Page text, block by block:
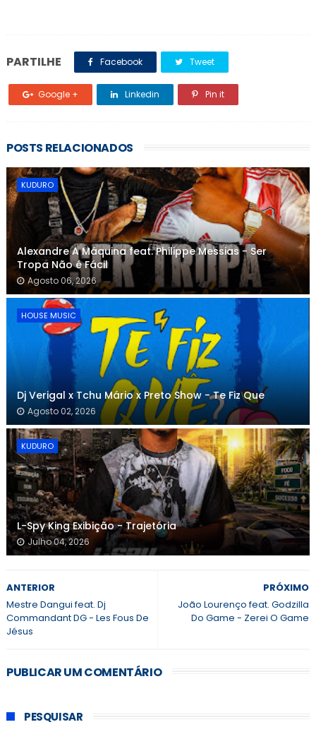
PARTILHE Facebook Tweet
Google + Linkedin Pin it
POSTS RELACIONADOS
KUDURO
Alexandre A Máquina feat. Philippe Messias - Ser
Tropa Não é Fácil
Agosto 06, 2026
HOUSE MUSIC
Dj Verigal x Tchu Mário x Preto Show - Te Fiz Que
Agosto 02, 2026
KUDURO
L-Spy King Exibição - Trajetória
Julho 04, 2026
PRÓXIMO
João Lourenço feat. Godzilla
Do Game - Zerei O Game
ANTERIOR
Mestre Dangui feat. Dj
Commandant DG - Les Fous De
Jésus
PUBLICAR UM COMENTÁRIO
PESQUISAR